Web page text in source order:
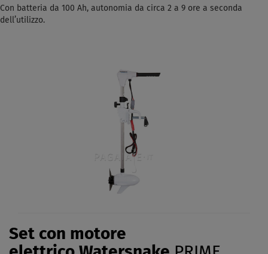
Con batteria da 100 Ah, autonomia da circa 2 a 9 ore a seconda
dell’utilizzo.
Set con motore